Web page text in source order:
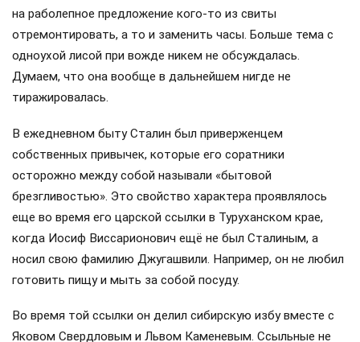
на раболепное предложение кого-то из свиты
отремонтировать, а то и заменить часы. Больше тема с
одноухой лисой при вожде никем не обсуждалась.
Думаем, что она вообще в дальнейшем нигде не
тиражировалась.
В ежедневном быту Сталин был приверженцем
собственных привычек, которые его соратники
осторожно между собой называли «бытовой
брезгливостью». Это свойство характера проявлялось
еще во время его царской ссылки в Туруханском крае,
когда Иосиф Виссарионович ещё не был Сталиным, а
носил свою фамилию Джугашвили. Например, он не любил
готовить пищу и мыть за собой посуду.
Во время той ссылки он делил сибирскую избу вместе с
Яковом Свердловым и Львом Каменевым. Ссыльные не